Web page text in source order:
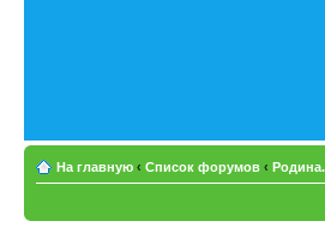
На главную ‹ Список форумов ‹